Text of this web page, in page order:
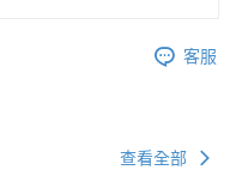
客服
查看全部